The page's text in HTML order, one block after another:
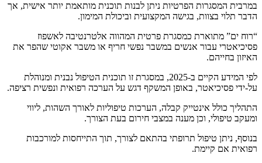
במרבית המסגרות הפרטיות ניתן לבנות תוכנית מותאמת יותר אישית, אך
הדבר תלוי בצוות, בגישה המקצועית וביכולת המימון.
“רוח ים” מתוארת כמסגרת פרטית המהווה אלטרנטיבה לאשפוז
פסיכיאטרי עבור אנשים במשבר נפשי חריף או משבר אקוטי שהפר את
האיזון בחייהם.
לפי המידע הקיים ב-2025, במסגרת זו תוכנית הטיפול נבנית ומנוהלת
על-ידי פסיכיאטר, באופן המשקף דגש על הערכה רפואית ונפשית רציפה.
התהליך כולל אינטייק קבלה, הערכות טיפוליות לאורך השהות, ליווי
ומעקב טיפולי, וכן מענה במצבי חירום בעת הצורך.
בנוסף, ניתן טיפול תרופתי בהתאם לצורך, תוך התייחסות למורכבות
רפואית אם קיימת.